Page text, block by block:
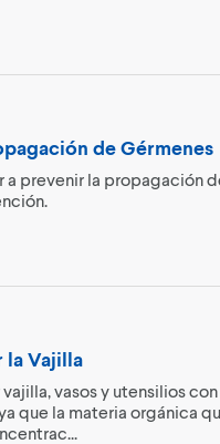
de Gérmenes
a prevenir la propagación
la Vajilla
vasos y utensilios
que la materia orgánica